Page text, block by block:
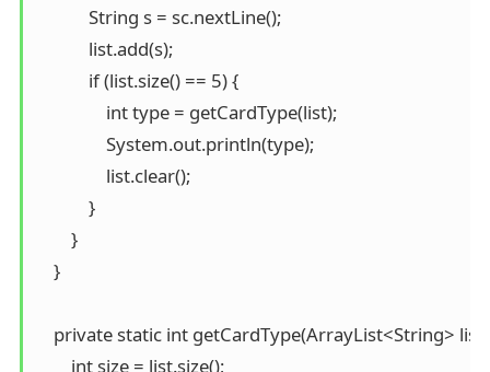
            String s = sc.nextLine();
            list.add(s);
            if (list.size() == 5) {
                int type = getCardType(list);
                System.out.println(type);
                list.clear();
            }
        }
    }
private static int getCardType(ArrayList<String> list)
        int size = list.size();